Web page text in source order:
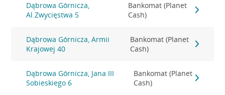
Dąbrowa Górnicza,
Al.Zwycięstwa 5
Bankomat (Planet
Cash)
Dąbrowa Górnicza, Armii
Krajowej 40
Bankomat (Planet
Cash)
Dąbrowa Górnicza, Jana III
Sobieskiego 6
Bankomat (Planet
Cash)